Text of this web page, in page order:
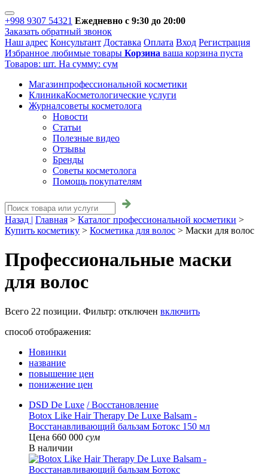
+998 9307 54321 Ежедневно с 9:30 до 20:00
Заказать обратный звонок
Наш адрес Консультант Доставка Оплата Вход Регистрация
Избранное любимые товары Корзина ваша корзина пуста
Товаров: шт. На сумму: сум
Магазинпрофессиональной косметики
КлиникаКосметологические услуги
Журналсоветы косметолога
Новости
Статьи
Полезные видео
Отзывы
Бренды
Советы косметолога
Помощь покупателям
Назад | Главная > Каталог профессиональной косметики >
Купить косметику > Косметика для волос > Маски для волос
Профессиональные маски
для волос
Всего 22 позиции. Фильтр: отключен включить
способ отображения:
Новинки
название
повышение цен
понижение цен
DSD De Luxe / Восстановление
Botox Like Hair Therapy De Luxe Balsam -
Восстанавливающий бальзам Ботокс 150 мл
Цена 660 000 сум
В наличии